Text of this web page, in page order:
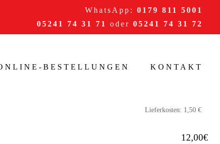
WhatsApp: 0179 811 5001
05241 74 31 71
oder 05241 74 31 72
BESTELLUNGEN KONTAKT
12,00€